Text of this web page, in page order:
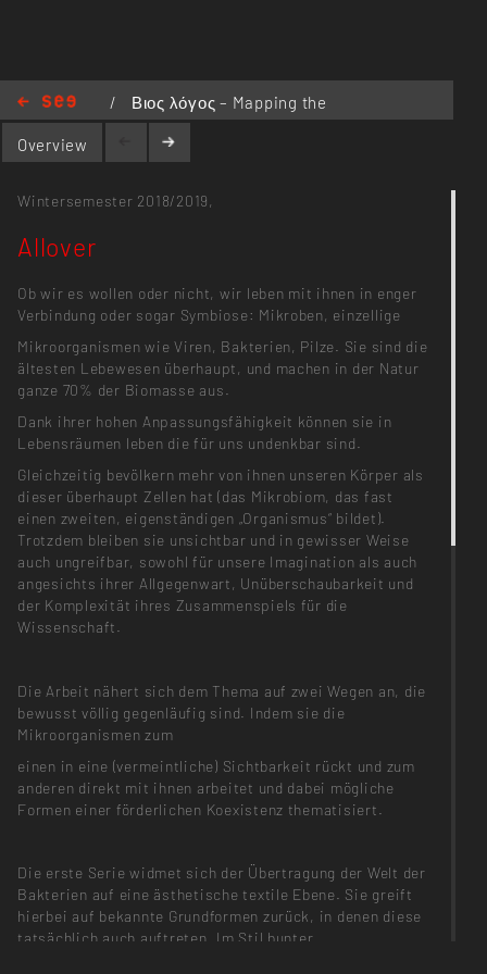
/
Βιος λόγος – Mapping the
Nature / Allover
Overview
Wintersemester 2018/2019,
Allover
Ob wir es wollen oder nicht, wir leben mit ihnen in enger
Verbindung oder sogar Symbiose: Mikroben, einzellige
Mikroorganismen wie Viren, Bakterien, Pilze. Sie sind die
ältesten Lebewesen überhaupt, und machen in der Natur
ganze 70% der Biomasse aus.
Dank ihrer hohen Anpassungsfähigkeit können sie in
Lebensräumen leben die für uns undenkbar sind.
Gleichzeitig bevölkern mehr von ihnen unseren Körper als
dieser überhaupt Zellen hat (das Mikrobiom, das fast
einen zweiten, eigenständigen „Organismus“ bildet).
Trotzdem bleiben sie unsichtbar und in gewisser Weise
auch ungreifbar, sowohl für unsere Imagination als auch
angesichts ihrer Allgegenwart, Unüberschaubarkeit und
der Komplexität ihres Zusammenspiels für die
Wissenschaft.
Die Arbeit nähert sich dem Thema auf zwei Wegen an, die
bewusst völlig gegenläufig sind. Indem sie die
Mikroorganismen zum
einen in eine (vermeintliche) Sichtbarkeit rückt und zum
anderen direkt mit ihnen arbeitet und dabei mögliche
Formen einer förderlichen Koexistenz thematisiert.
Die erste Serie widmet sich der Übertragung der Welt der
Bakterien auf eine ästhetische textile Ebene. Sie greift
hierbei auf bekannte Grundformen zurück, in denen diese
tatsächlich auch auftreten. Im Stil bunter